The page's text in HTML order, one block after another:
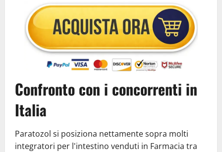
Confronto con i concorrenti in
Italia
Paratozol si posiziona nettamente sopra molti
integratori per l'intestino venduti in Farmacia tra